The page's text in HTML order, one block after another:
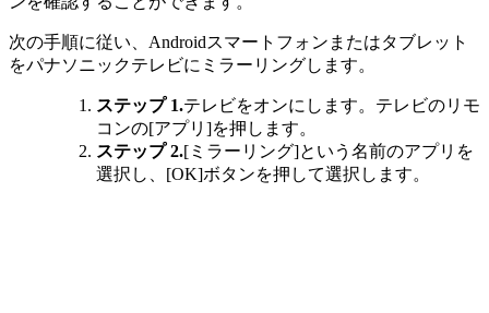
次の手順に従い、Androidスマートフォンまたはタブレット
をパナソニックテレビにミラーリングします。
ステップ 1.テレビをオンにします。テレビのリモ
コンの[アプリ]を押します。
ステップ 2.[ミラーリング]という名前のアプリを
選択し、[OK]ボタンを押して選択します。